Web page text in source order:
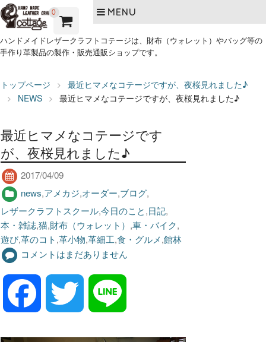
0 MENU
ハンドメイドレザークラフトコテージは、財布（ウォレット）やバッグ等の
手作り革製品の製作・販売通販ショップです。
トップページ
最近ヒマメなコテージですが、夜桜見れました♪
NEWS
最近ヒマメなコテージですが、夜桜見れました♪
最近ヒマメなコテージです
が、夜桜見れました♪
2017/04/09
news,アメカジ,オーダー,ブログ,
レザークラフトスクール,今日のこと,日記,
本・雑誌,猫,財布（ウォレット） ,車・バイク,
遊び,革のコト,革小物,革細工,食・グルメ,館林
コメントはまだありません